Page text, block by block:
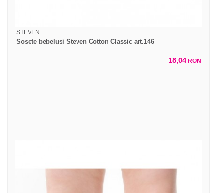
STEVEN
Sosete bebelusi Steven Cotton Classic art.146
18,04 RON